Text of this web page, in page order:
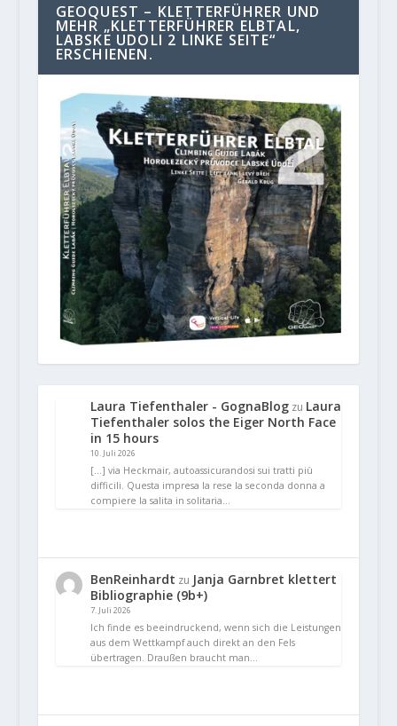
GEOQUEST – KLETTERFÜHRER UND
MEHR „KLETTERFÜHRER ELBTAL,
LABSKE UDOLI 2 LINKE SEITE“
ERSCHIENEN.
Laura Tiefenthaler - GognaBlogzu Laura
Tiefenthaler solos the Eiger North Face
in 15 hours
10. Juli 2026
[…] via Heckmair, autoassicurandosi sui tratti più
difficili. Questa impresa la rese la seconda donna a
compiere la salita in solitaria…
BenReinhardt zu Janja Garnbret klettert
Bibliographie (9b+)
7. Juli 2026
Ich finde es beeindruckend, wenn sich die Leistungen
aus dem Wettkampf auch direkt an den Fels
übertragen. Draußen braucht man…